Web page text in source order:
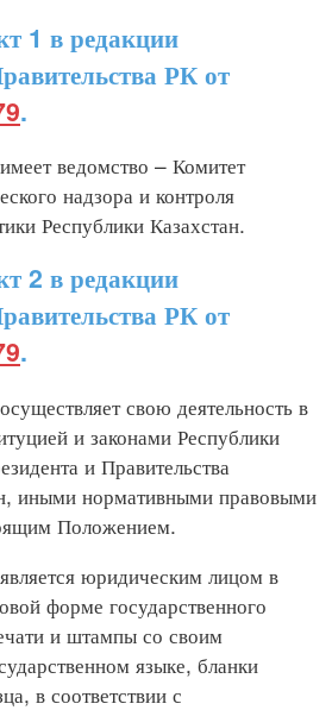
1 в редакции
РК от
.
ведомство – Комитет
надзора и контроля
Республики Казахстан.
2 в редакции
РК от
.
свою деятельность в
и законами Республики
и Правительства
иными нормативными правовыми
Положением.
юридическим лицом в
форме государственного
и штампы со своим
языке, бланки
в соответствии с